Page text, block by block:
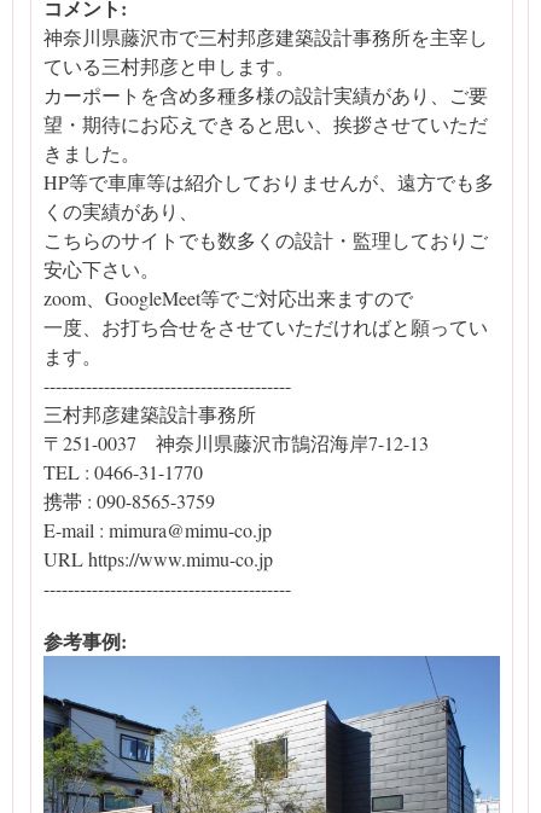
コメント:
神奈川県藤沢市で三村邦彦建築設計事務所を主宰し
ている三村邦彦と申します。
カーポートを含め多種多様の設計実績があり、ご要
望・期待にお応えできると思い、挨拶させていただ
きました。
HP等で車庫等は紹介しておりませんが、遠方でも多
くの実績があり、
こちらのサイトでも数多くの設計・監理しておりご
安心下さい。
zoom、GoogleMeet等でご対応出来ますので
一度、お打ち合せをさせていただければと願ってい
ます。
-----------------------------------------
三村邦彦建築設計事務所
〒251-0037 神奈川県藤沢市鵠沼海岸7-12-13
TEL : 0466-31-1770
携帯 : 090-8565-3759
E-mail : mimura@mimu-co.jp
URL https://www.mimu-co.jp
-----------------------------------------
参考事例: